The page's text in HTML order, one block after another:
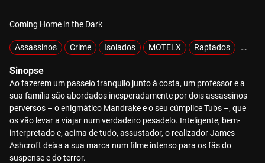
Coming Home in the Dark
Assassinos Crime Isolados MOTELX Raptados
Sinopse
Ao fazerem um passeio tranquilo junto à costa, um professor e a
sua família são abordados inesperadamente por dois assassinos
perversos – o enigmático Mandrake e o seu cúmplice Tubs –, que
os vão levar a viajar num verdadeiro pesadelo. Inteligente, bem-
interpretado e, acima de tudo, assustador, o realizador James
Ashcroft deixa a sua marca num filme intenso para os fãs do
suspense e do terror.